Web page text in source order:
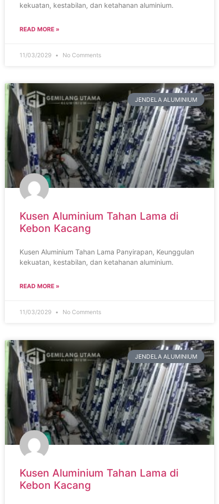
kekuatan, kestabilan, dan ketahanan aluminium.
READ MORE »
11/03/2029 No Comments
JENDELA ALUMINIUM
Kusen Aluminium Tahan Lama di
Kebon Kacang
Kusen Aluminium Tahan Lama Panyirapan, Keunggulan
kekuatan, kestabilan, dan ketahanan aluminium.
READ MORE »
11/03/2029 No Comments
JENDELA ALUMINIUM
Kusen Aluminium Tahan Lama di
Kebon Kacang